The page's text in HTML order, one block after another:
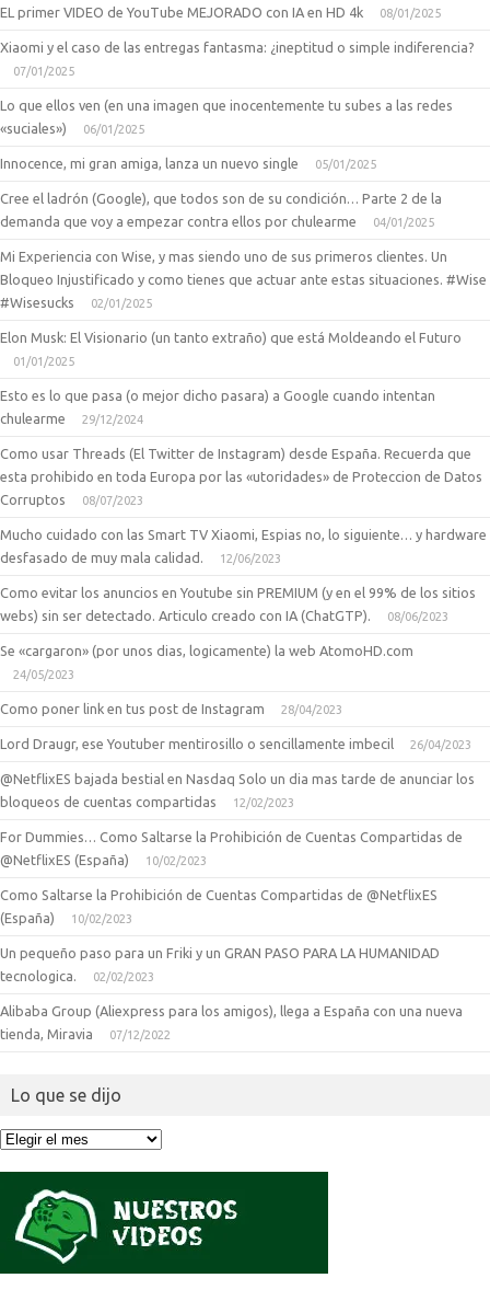
EL primer VIDEO de YouTube MEJORADO con IA en HD 4k 08/01/2025
Xiaomi y el caso de las entregas fantasma: ¿ineptitud o simple indiferencia?
07/01/2025
Lo que ellos ven (en una imagen que inocentemente tu subes a las redes
«suciales»)
06/01/2025
Innocence, mi gran amiga, lanza un nuevo single 05/01/2025
Cree el ladrón (Google), que todos son de su condición… Parte 2 de la
demanda que voy a empezar contra ellos por chulearme
04/01/2025
Mi Experiencia con Wise, y mas siendo uno de sus primeros clientes. Un
Bloqueo Injustificado y como tienes que actuar ante estas situaciones. #Wise
#Wisesucks
02/01/2025
Elon Musk: El Visionario (un tanto extraño) que está Moldeando el Futuro
01/01/2025
Esto es lo que pasa (o mejor dicho pasara) a Google cuando intentan
chulearme
29/12/2024
Como usar Threads (El Twitter de Instagram) desde España. Recuerda que
esta prohibido en toda Europa por las «utoridades» de Proteccion de Datos
Corruptos
08/07/2023
Mucho cuidado con las Smart TV Xiaomi, Espias no, lo siguiente… y hardware
desfasado de muy mala calidad.
12/06/2023
Como evitar los anuncios en Youtube sin PREMIUM (y en el 99% de los sitios
webs) sin ser detectado. Articulo creado con IA (ChatGTP).
08/06/2023
Se «cargaron» (por unos dias, logicamente) la web AtomoHD.com
24/05/2023
Como poner link en tus post de Instagram 28/04/2023
Lord Draugr, ese Youtuber mentirosillo o sencillamente imbecil 26/04/2023
@NetflixES bajada bestial en Nasdaq Solo un dia mas tarde de anunciar los
bloqueos de cuentas compartidas
12/02/2023
For Dummies… Como Saltarse la Prohibición de Cuentas Compartidas de
@NetflixES (España)
10/02/2023
Como Saltarse la Prohibición de Cuentas Compartidas de @NetflixES
(España)
10/02/2023
Un pequeño paso para un Friki y un GRAN PASO PARA LA HUMANIDAD
tecnologica.
02/02/2023
Alibaba Group (Aliexpress para los amigos), llega a España con una nueva
tienda, Miravia
07/12/2022
Lo que se dijo
Lo